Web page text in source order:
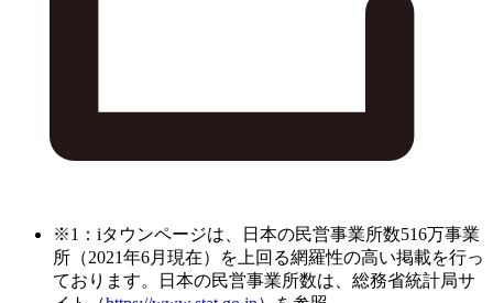
※1：iタウンページは、日本の民営事業所数516万事業
所（2021年6月現在）を上回る網羅性の高い掲載を行っ
ております。日本の民営事業所数は、総務省統計局サ